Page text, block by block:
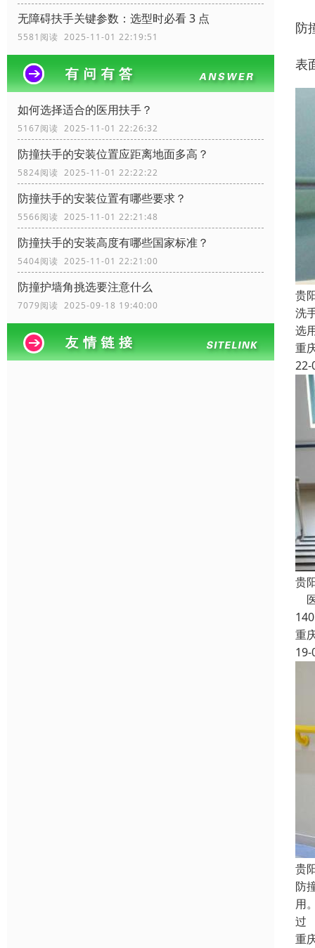
无障碍扶手关键参数：选型时必看 3 点
5581阅读 2025-11-01 22:19:51
如何选择适合的医用扶手？
5167阅读 2025-11-01 22:26:32
防撞扶手的安装位置应距离地面多高？
5824阅读 2025-11-01 22:22:22
防撞扶手的安装位置有哪些要求？
5566阅读 2025-11-01 22:21:48
防撞扶手的安装高度有哪些国家标准？
5404阅读 2025-11-01 22:21:00
防撞护墙角挑选要注意什么
7079阅读 2025-09-18 19:40:00
防
表
贵
洗
选
重
22-
贵
重
19-
贵
防
用
过
重